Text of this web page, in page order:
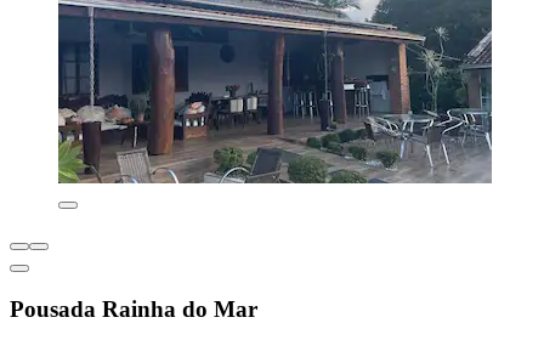
Pousada Rainha do Mar